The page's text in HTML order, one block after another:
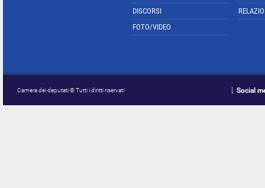
DISCORSI
FOTO/VIDEO
Camera dei deputati © Tutti i diritti riservati Social